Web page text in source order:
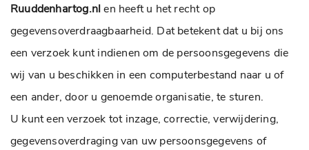
Ruuddenhartog.nlen heeft u het recht op
gegevensoverdraagbaarheid. Dat betekent dat u bij ons
een verzoek kunt indienen om de persoonsgegevens die
wij van u beschikken in een computerbestand naar u of
een ander, door u genoemde organisatie, te sturen.
U kunt een verzoek tot inzage, correctie, verwijdering,
gegevensoverdraging van uw persoonsgegevens of